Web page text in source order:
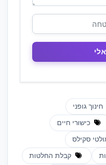
חינוך גופני
כישורי חיים
סקילס
קבלת החלטות